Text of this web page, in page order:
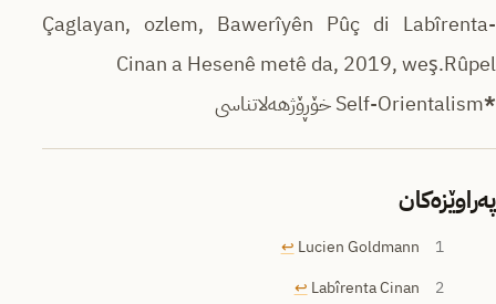
-Çaglayan, ozlem, Bawerîyên Pûç di Labîrenta
Cinan a Hesenê metê da, 2019, weş.Rûpel
*Self-Orientalism خۆڕۆژهەلاتناسی
پەراوێزەکان
1
Lucien Goldmann
↩︎
2
Labîrenta Cinan
↩︎